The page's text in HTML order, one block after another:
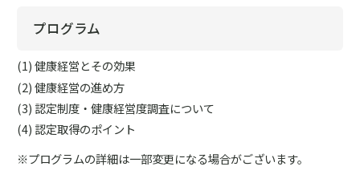
プログラム
健康経営とその効果
健康経営の進め方
認定制度・健康経営度調査について
認定取得のポイント
※プログラムの詳細は一部変更になる場合がございます。